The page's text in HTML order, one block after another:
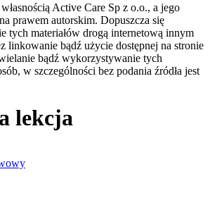
Active Care Sp z o.o., a jego
prawem autorskim. Dopuszcza się
tych materiałów drogą internetową innym
linkowanie bądź użycie dostępnej na stronie
bądź wykorzystywanie tych
w szczególności bez podania źródła jest
lekcja